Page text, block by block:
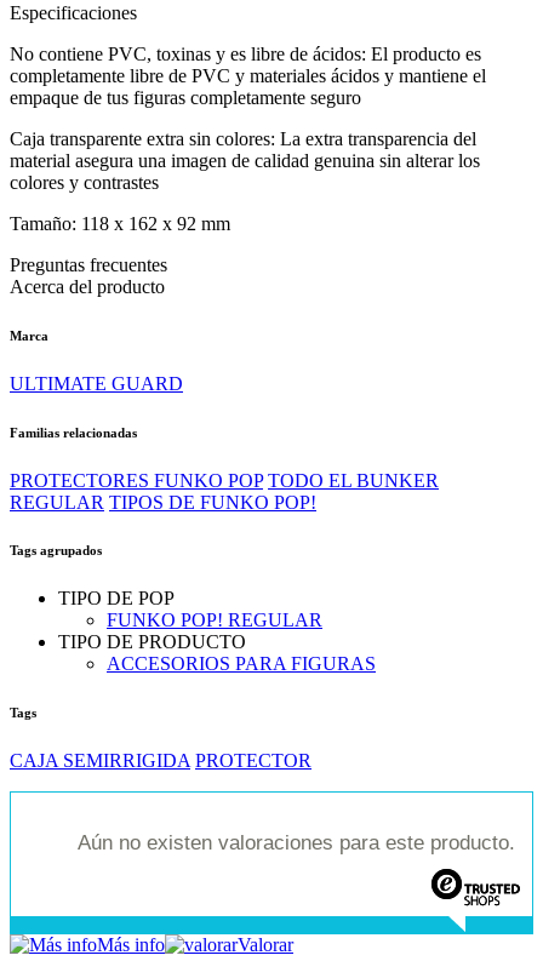
Especificaciones
No contiene PVC, toxinas y es libre de ácidos: El producto es
completamente libre de PVC y materiales ácidos y mantiene el
empaque de tus figuras completamente seguro
Caja transparente extra sin colores: La extra transparencia del
material asegura una imagen de calidad genuina sin alterar los
colores y contrastes
Tamaño: 118 x 162 x 92 mm
Preguntas frecuentes
Acerca del producto
Marca
ULTIMATE GUARD
Familias relacionadas
PROTECTORES FUNKO POP TODO EL BUNKER
REGULAR TIPOS DE FUNKO POP!
Tags agrupados
TIPO DE POP
FUNKO POP! REGULAR
TIPO DE PRODUCTO
ACCESORIOS PARA FIGURAS
Tags
CAJA SEMIRRIGIDA PROTECTOR
Aún no existen valoraciones para este producto.
Más info Valorar